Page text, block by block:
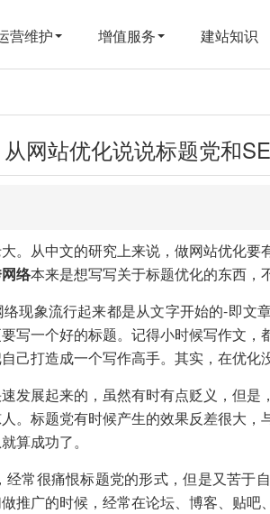
营维护 增值服务 建站知识
从网站优化说说标题党和
从中文的研究上来说，做网站优化要
络本来是想写写关于标题优化的东西，
象流行起来都是从文字开始的-即文
写一个好的标题。记得小时候写作文
己打造成一个写作高手。其实，在优化
展起来的，虽然有时有点贬义，但是
。标题党有时候产生的效果反差很大
算成功了。
很痛恨标题党的形式，但是又苦于
推广的时候，经常在论坛、博客、贴